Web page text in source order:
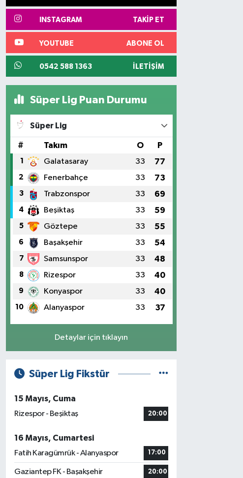
INSTAGRAM TAKIP ET
YOUTUBE ABONE OL
0542 588 1363 İLETIŞIM
Süper Lig Puan Durumu
Süper Lig
# Takım O P
1 Galatasaray 33 77
2 Fenerbahçe 33 73
3 Trabzonspor 33 69
4 Beşiktaş 33 59
5 Göztepe 33 55
6 Başakşehir 33 54
7 Samsunspor 33 48
8 Rizespor 33 40
9 Konyaspor 33 40
10 Alanyaspor 33 37
Detaylar için tıklayın
Süper Lig Fikstür
15 Mayıs, Cuma
Rizespor - Beşiktaş
20:00
16 Mayıs, Cumartesi
Fatih Karagümrük - Alanyaspor
17:00
Gaziantep FK - Başakşehir 20:00